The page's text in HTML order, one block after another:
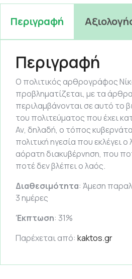
Περιγραφή
Περιγραφή
Ο πολιτικός αρθρογράφος
προβληματίζεται, με τα
περιλαμβάνονται σε αυτό το
του πολιτεύματος που έχει
Αν, δηλαδή, ο τόπος
πολιτική ηγεσία που εκλέγει
αόρατη διακυβέρνηση, που
ποτέ δεν βλέπει ο λαός.
Διαθεσιμότητα: Άμεση
3 ημέρες
Έκπτωση: 31%
Παρέχεται από: kaktos.gr